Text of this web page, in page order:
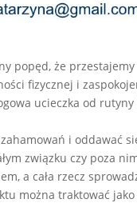
popęd, że przestajemy
fizycznej i
ucieczka od rutyny
i oddawać
związku czy poza
a cała rzecz
można traktować